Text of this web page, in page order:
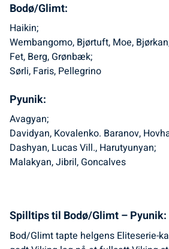
Bodø/Glimt:
Haikin;
Wembangomo, Bjørtuft, Moe,
Fet, Berg, Grønbæk;
Sørli, Faris, Pellegrino
Pyunik:
Avagyan;
Davidyan, Kovalenko. Baranov,
Dashyan, Lucas Vill., Harutyunyan;
Malakyan, Jibril, Goncalves
Spilltips til Bodø/Glimt – Pyunik:
Bod/Glimt tapte helgens Eliteserie-